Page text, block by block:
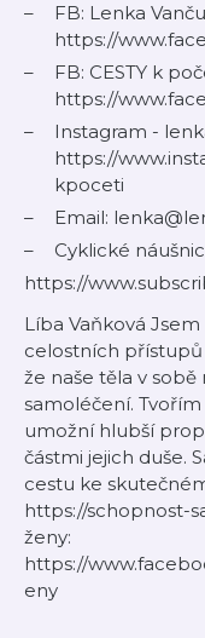
FB: Lenka
https://
FB: CESTY k
https://
Instagram -
https://
kpoceti
Email:
Cyklické
https://
Líba Vaňková
celostních přístupů
že naše těla v
samoléčení.
umožní hlubší
částmi jejich duše.
cestu ke
https://schopnost-
ženy:
https://
eny